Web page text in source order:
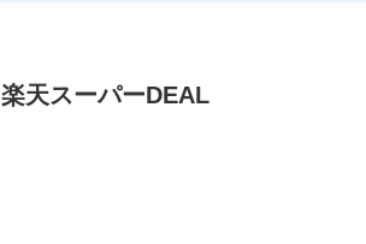
楽天スーパーDEAL